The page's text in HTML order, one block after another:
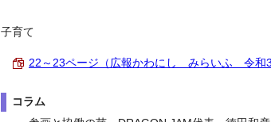
子育て
22～23ページ（広報かわにし みらいふ 令和3
コラム